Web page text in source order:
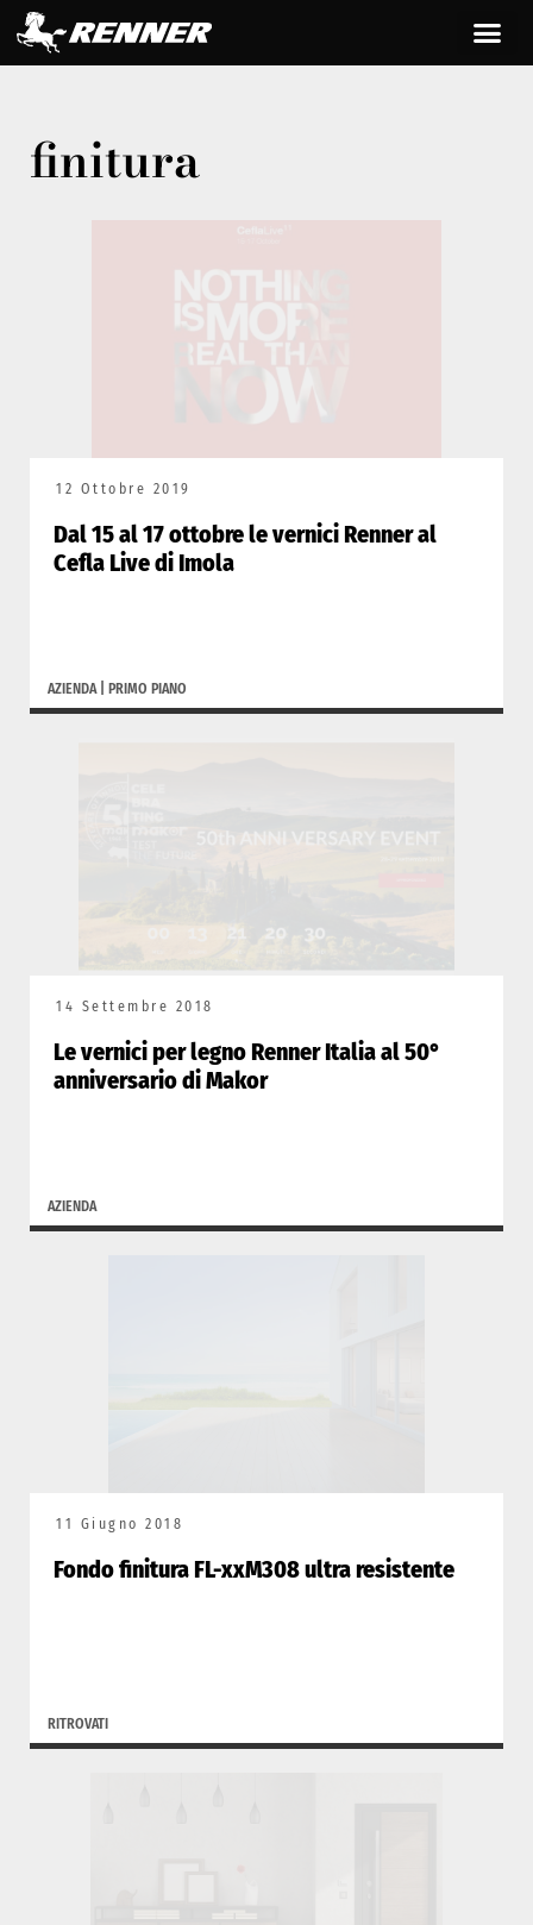
finitura
12 Ottobre 2019
Dal 15 al 17 ottobre le vernici Renner al
Cefla Live di Imola
AZIENDA| PRIMO PIANO
14 Settembre 2018
Le vernici per legno Renner Italia al 50°
anniversario di Makor
AZIENDA
11 Giugno 2018
Fondo finitura FL-xxM308 ultra resistente
RITROVATI